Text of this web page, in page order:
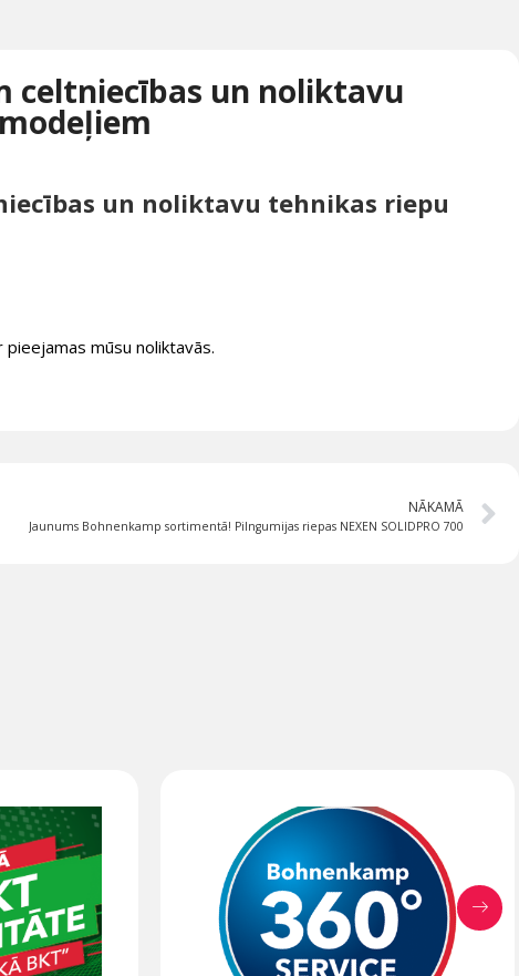
celtniecības un noliktavu
un noliktavu tehnikas riepu
mūsu noliktavās.
NĀKAMĀ
Jaunums Bohnenkamp sortimentā! Pilngumijas riepas NEXEN SOLIDPRO 700